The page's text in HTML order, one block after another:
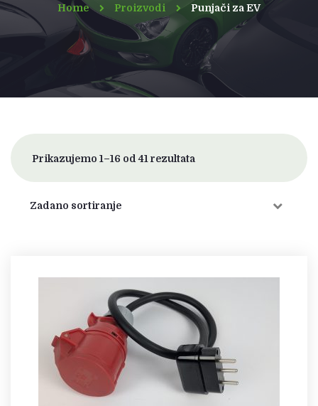
Home Proizvodi Punjači za EV
Prikazujemo 1–16 od 41 rezultata